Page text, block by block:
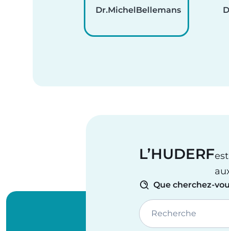
Dr.Michel Bellemans
L’HUDERF
Que cherchez-
Recherche